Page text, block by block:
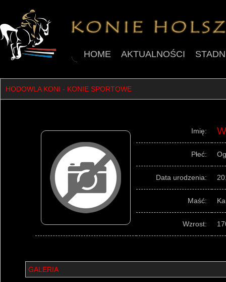
HOME AKTUALNOŚCI
HODOWLA KONI - KONIE SPORTOWE
Imię:
Płeć:
Data urodzenia:
Maść:
Wzrost:
GALERIA